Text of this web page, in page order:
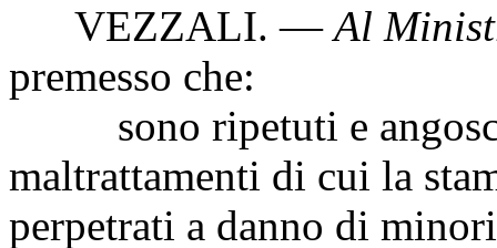
VEZZALI. — Al
premesso che:
sono ripetuti e
maltrattamenti di cui la
perpetrati a danno di